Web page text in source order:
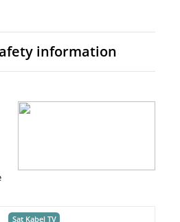
information
Sat Kabel TV